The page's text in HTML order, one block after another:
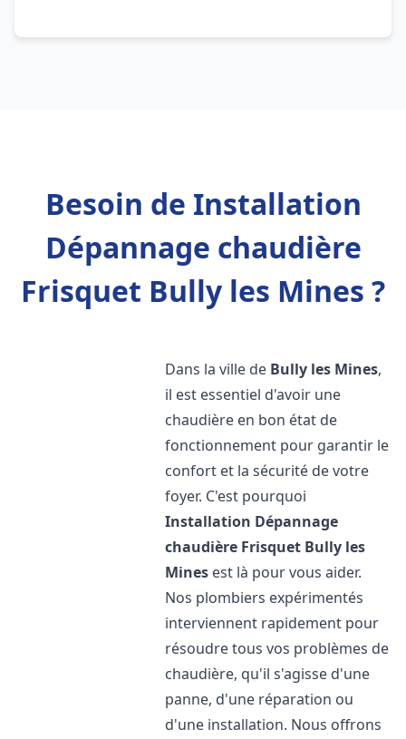
Besoin de Installation
Dépannage chaudière
Frisquet Bully les Mines ?
Dans la ville de Bully les Mines,
il est essentiel d'avoir une
chaudière en bon état de
fonctionnement pour garantir le
confort et la sécurité de votre
foyer. C'est pourquoi
Installation Dépannage
chaudière Frisquet Bully les
Mines est là pour vous aider.
Nos plombiers expérimentés
interviennent rapidement pour
résoudre tous vos problèmes de
chaudière, qu'il s'agisse d'une
panne, d'une réparation ou
d'une installation. Nous offrons